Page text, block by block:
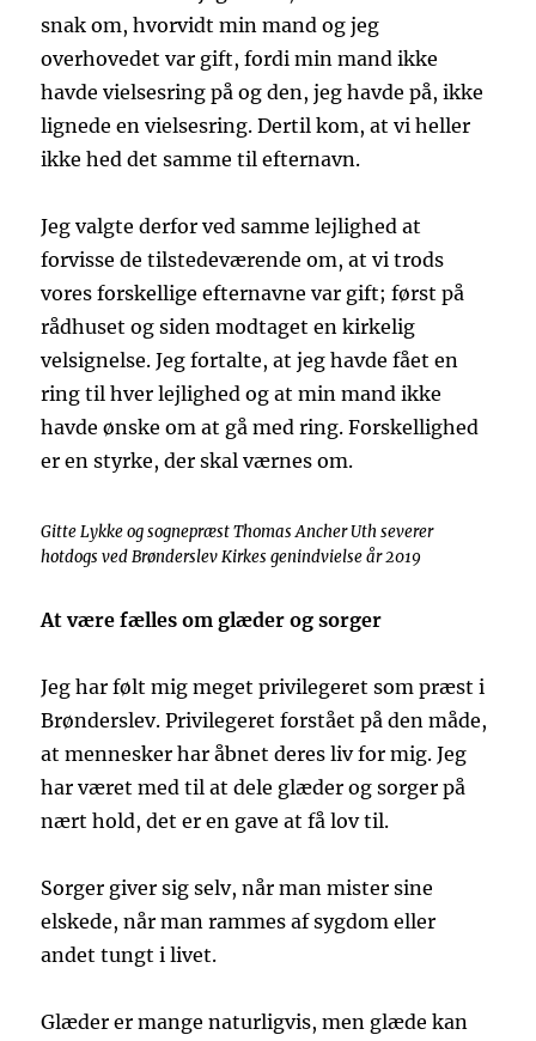
snak om, hvorvidt min mand og jeg
overhovedet var gift, fordi min mand ikke
havde vielsesring på og den, jeg havde på, ikke
lignede en vielsesring. Dertil kom, at vi heller
ikke hed det samme til efternavn.
Jeg valgte derfor ved samme lejlighed at
forvisse de tilstedeværende om, at vi trods
vores forskellige efternavne var gift; først på
rådhuset og siden modtaget en kirkelig
velsignelse. Jeg fortalte, at jeg havde fået en
ring til hver lejlighed og at min mand ikke
havde ønske om at gå med ring. Forskellighed
er en styrke, der skal værnes om.
Gitte Lykke og sognepræst Thomas Ancher Uth severer
hotdogs ved Brønderslev Kirkes genindvielse år 2019
At være fælles om glæder og sorger
Jeg har følt mig meget privilegeret som præst i
Brønderslev. Privilegeret forstået på den måde,
at mennesker har åbnet deres liv for mig. Jeg
har været med til at dele glæder og sorger på
nært hold, det er en gave at få lov til.
Sorger giver sig selv, når man mister sine
elskede, når man rammes af sygdom eller
andet tungt i livet.
Glæder er mange naturligvis, men glæde kan